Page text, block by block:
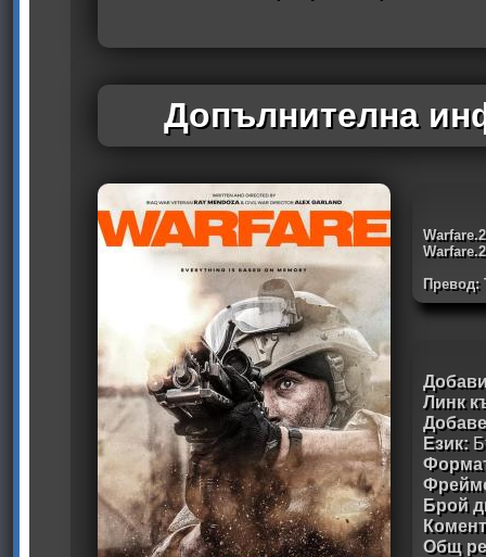
Допълнителна
Превод:
Линк
Език:
Брой
Общ